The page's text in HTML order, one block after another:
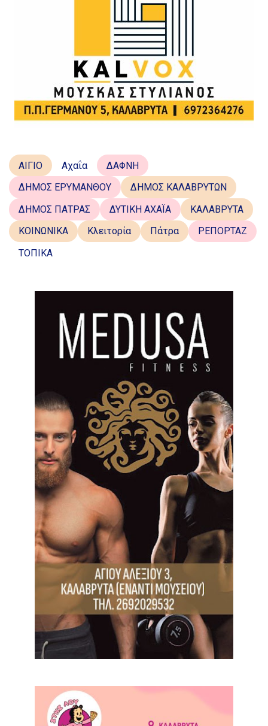
ΑΙΓΙΟ Αχαΐα
ΔΑΦΝΗ
ΔΗΜΟΣ ΕΡΥΜΑΝΘΟΥ
ΔΗΜΟΣ ΚΑΛΑΒΡΥΤΩΝ
ΔΗΜΟΣ ΠΑΤΡΑΣ
ΔΥΤΙΚΗ ΑΧΑΪΑ
ΚΑΛΑΒΡΥΤΑ
ΚΟΙΝΩΝΙΚΑ
Κλειτορία Πάτρα
ΡΕΠΟΡΤΑΖ
ΤΟΠΙΚΑ